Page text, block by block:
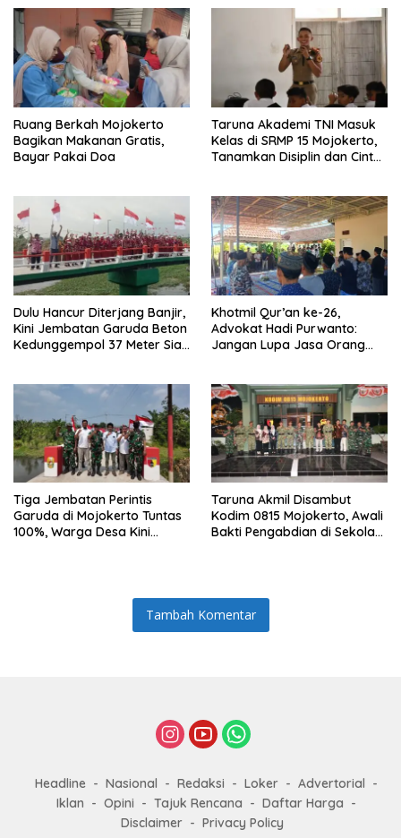
Ruang Berkah Mojokerto
Bagikan Makanan Gratis,
Bayar Pakai Doa
Taruna Akademi TNI Masuk
Kelas di SRMP 15 Mojokerto,
Tanamkan Disiplin dan Cinta
Dulu Hancur Diterjang Banjir,
Kini Jembatan Garuda Beton
Kedunggempol 37 Meter Siap
Khotmil Qur’an ke-26,
Advokat Hadi Purwanto:
Jangan Lupa Jasa Orang
Tiga Jembatan Perintis
Garuda di Mojokerto Tuntas
100%, Warga Desa Kini
Taruna Akmil Disambut
Kodim 0815 Mojokerto, Awali
Bakti Pengabdian di Sekolah
Tambah Komentar
Headline Nasional Redaksi Loker
Advertorial
Iklan
Opini Tajuk Rencana
Daftar Harga
Disclaimer
Privacy Policy